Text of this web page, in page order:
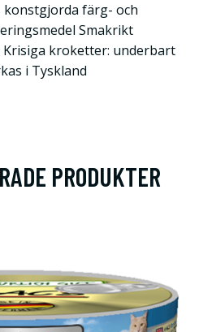
färg- och
Smakrikt
Krisiga kroketter: underbart
i Tyskland
PRODUKTER